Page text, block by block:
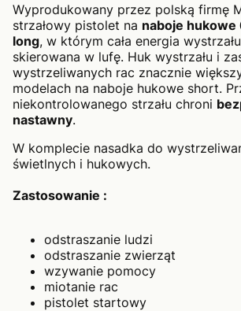
Wyprodukowany przez polską firmę
strzałowy pistolet na naboje hukowe
long, w którym cała energia
skierowana w lufę. Huk wystrzału i
wystrzeliwanych rac znacznie
modelach na naboje hukowe short.
niekontrolowanego strzału chroni
nastawny.
W komplecie nasadka do
świetlnych i hukowych.
Zastosowanie :
odstraszanie ludzi
odstraszanie zwierząt
wzywanie pomocy
miotanie rac
pistolet startowy